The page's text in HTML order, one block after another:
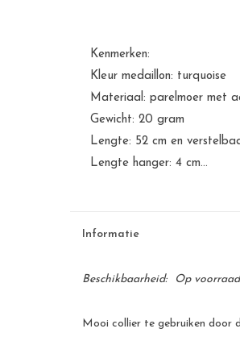
Kenmerken:
Kleur medaillon: turquoise
Materiaal: parelmoer met
Gewicht: 20 gram
Lengte: 52 cm en
Lengte hanger: 4 cm...
Informatie
Beschikbaarheid: Op voorraad
Mooi collier te gebruiken door